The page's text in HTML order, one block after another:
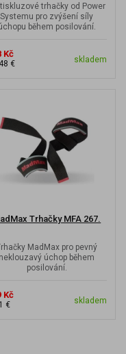
trhačky od Power
Systemu pro zvýšení síly
během posilování.
Kč
€ skladem
Trhačky MFA 267.
MadMax pro pevný
neklouzavý úchop během
posilování.
Kč
€ skladem